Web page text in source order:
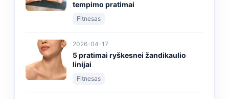
tempimo pratimai
Fitnesas
2026-04-17
5 pratimai ryškesnei žandikaulio
linijai
Fitnesas